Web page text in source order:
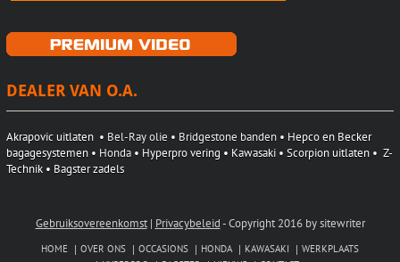
DEALER VAN O.A.
Akrapovic uitlaten• Bel-Ray olie • Bridgestone banden • Hepco en Becker
bagagesystemen• Honda• Hyperpro vering • Kawasaki• Scorpion uitlaten• Z-
Technik• Bagster zadels
Gebruiksovereenkomst| Privacybeleid-Copyright 2016 by sitewriter
HOME OVER ONS OCCASIONS HONDA KAWASAKI
WERKPLAATS